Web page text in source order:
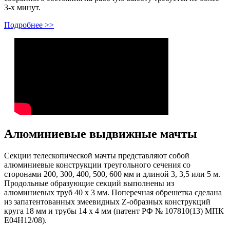
3-х минут.
Подробнее >>
Алюминиевые выдвижные мачты
Секции телескопической мачты представляют собой
алюминиевые конструкции треугольного сечения со
сторонами 200, 300, 400, 500, 600 мм и длиной 3, 3,5 или 5 м.
Продольные образующие секций выполнены из
алюминиевых труб 40 х 3 мм. Поперечная обрешетка сделана
из запатентованных змеевидных Z-образных конструкций
круга 18 мм и трубы 14 х 4 мм (патент РФ № 107810(13) МПК
E04H12/08).